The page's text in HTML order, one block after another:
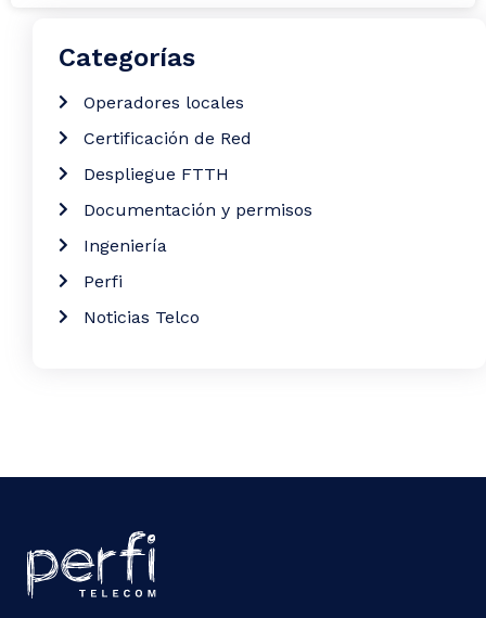
Categorías
Operadores locales
Certificación de Red
Despliegue FTTH
Documentación y permisos
Ingeniería
Perfi
Noticias Telco